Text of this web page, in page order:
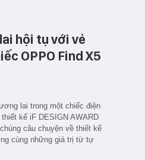
hội tụ với vẻ
OPPO Find X5
lai trong một chiếc điện
kế iF DESIGN AWARD
câu chuyện về thiết kế
cùng những giá trị từ tự